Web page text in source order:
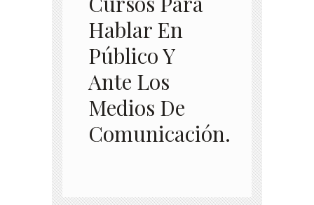
Hablar En
Público Y
Ante Los
Medios De
Comunicación.